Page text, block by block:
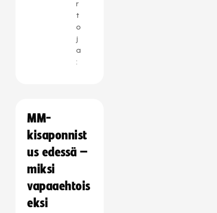
r
t
o
j
a
:
MM-
kisaponnist
us edessä –
miksi
vapaaehtois
eksi